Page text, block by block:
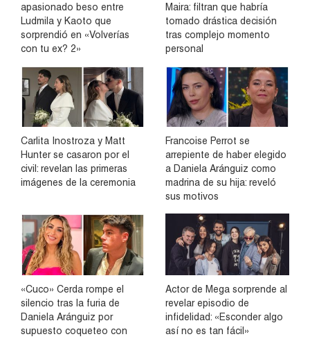
apasionado beso entre
Ludmila y Kaoto que
sorprendió en «Volverías
con tu ex? 2»
Maira: filtran que habría
tomado drástica decisión
tras complejo momento
personal
Carlita Inostroza y Matt
Hunter se casaron por el
civil: revelan las primeras
imágenes de la ceremonia
Francoise Perrot se
arrepiente de haber elegido
a Daniela Aránguiz como
madrina de su hija: reveló
sus motivos
«Cuco» Cerda rompe el
silencio tras la furia de
Daniela Aránguiz por
supuesto coqueteo con
Actor de Mega sorprende al
revelar episodio de
infidelidad: «Esconder algo
así no es tan fácil»